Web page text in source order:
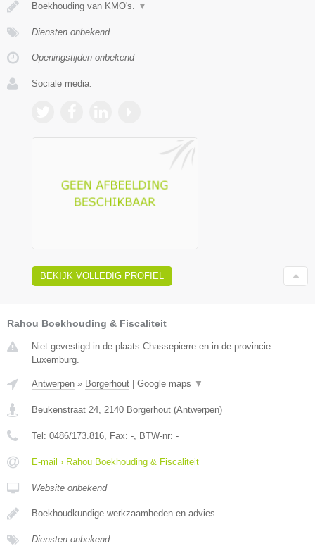
Boekhouding van KMO's. ▼
Diensten onbekend
Openingstijden onbekend
Sociale media:
BEKIJK VOLLEDIG PROFIEL
Rahou Boekhouding & Fiscaliteit
Niet gevestigd in de plaats Chassepierre en in de provincie
Luxemburg.
Antwerpen » Borgerhout Google maps ▼
Beukenstraat 24 2140 Borgerhout (Antwerpen)
Tel: 0486/173.816 , Fax: - , BTW-nr: -
E-mail › Rahou Boekhouding & Fiscaliteit
Website onbekend
Boekhoudkundige werkzaamheden en advies
Diensten onbekend